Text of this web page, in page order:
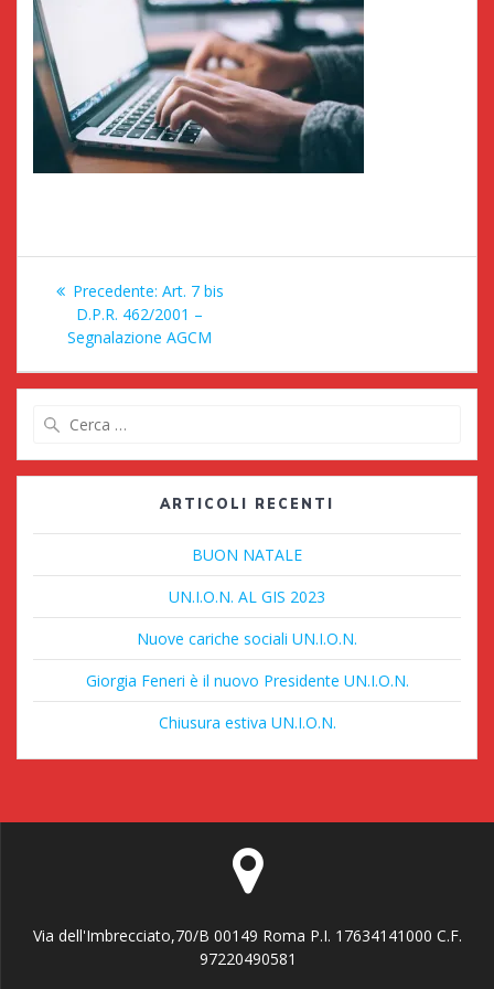
Navigazione
articoli
Precedente: Articolo
precedente:
Art. 7 bis
D.P.R. 462/2001 –
Segnalazione AGCM
ARTICOLI RECENTI
BUON NATALE
UN.I.O.N. AL GIS 2023
Nuove cariche sociali UN.I.O.N.
Giorgia Feneri è il nuovo Presidente UN.I.O.N.
Chiusura estiva UN.I.O.N.
Via dell'Imbrecciato,70/B 00149 Roma P.I. 17634141000 C.F.
97220490581